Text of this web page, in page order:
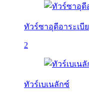
ทัวร์ซาอุดีอาระเบีย
2
ทัวร์เบเนลักซ์